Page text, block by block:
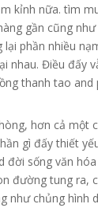
kỉnh nữa. tìm
gần cũng
phần nhiều
nhau. Điều đấy
thanh tao and
hơn cả một
gì đấy thiết
đời sống văn
đường tung ra,
như chủng hình